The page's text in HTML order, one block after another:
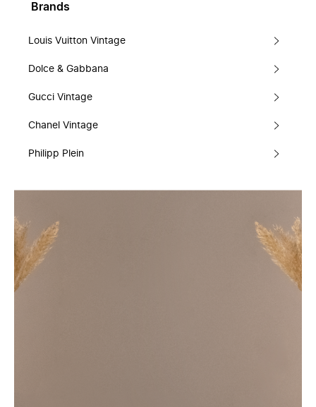
Brands
Louis Vuitton Vintage
Dolce & Gabbana
Gucci Vintage
Chanel Vintage
Philipp Plein